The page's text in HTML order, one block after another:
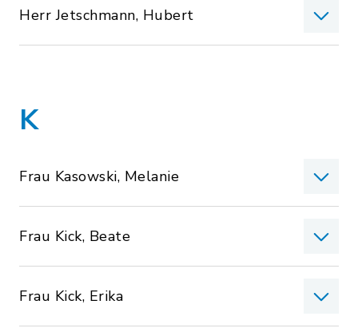
Herr Jetschmann, Hubert
K
Frau Kasowski, Melanie
Frau Kick, Beate
Frau Kick, Erika